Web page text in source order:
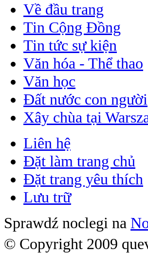
Về đầu trang
Tin Cộng Đồng
Tin tức sự kiện
Văn hóa - Thể thao
Văn học
Đất nước con người
Xây chùa tại
Liên hệ
Đặt làm trang chủ
Đặt trang yêu thích
Lưu trữ
Sprawdź noclegi na
© Copyright 2009